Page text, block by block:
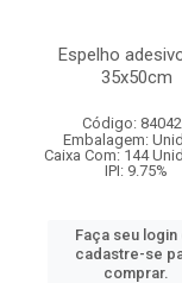
Espelho
35x50cm
Código:
Embalagem:
Caixa Com: 144
IPI: 9.75%
Faça seu login
cadastre-se
comprar.